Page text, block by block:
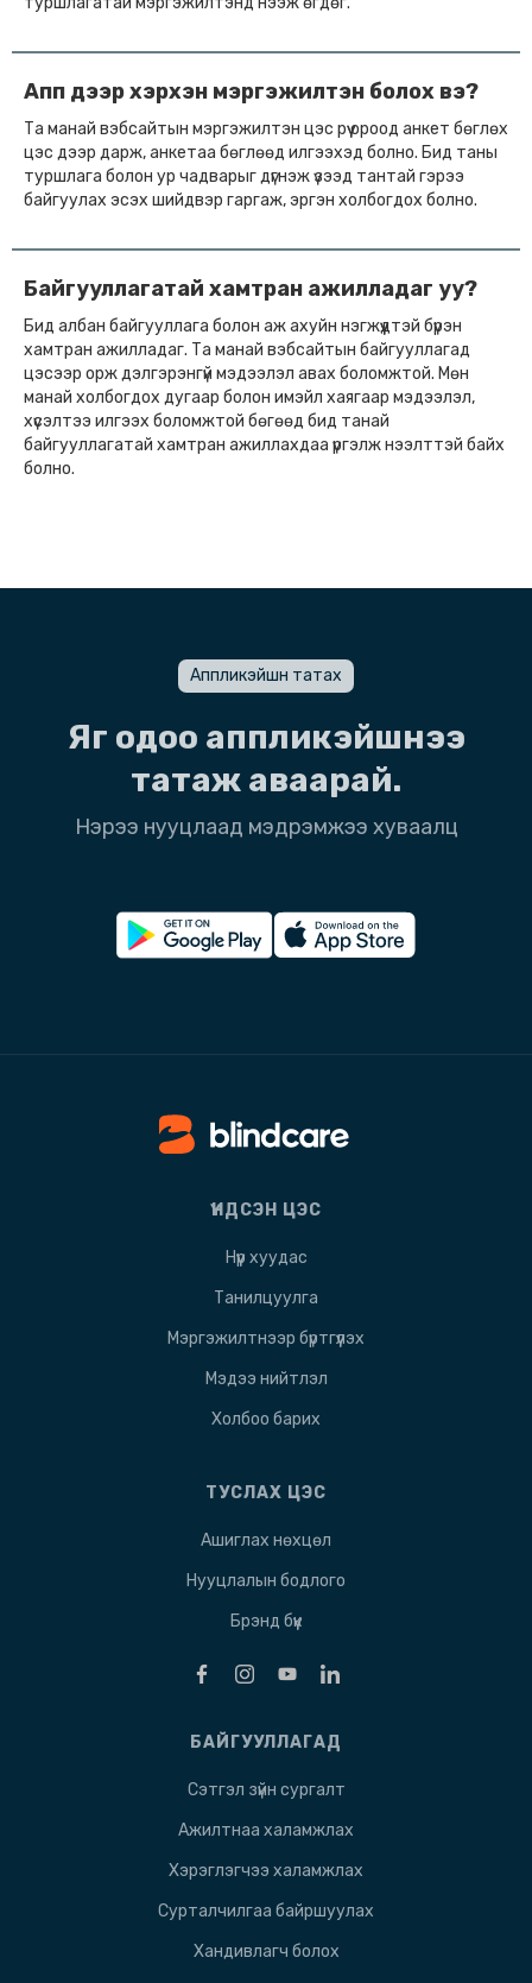
Апп дээр хэрхэн мэргэжилтэн болох вэ?
Та манай вэбсайтын мэргэжилтэн цэс рүү ороод анкет бөглөх
цэс дээр дарж, анкетаа бөглөөд илгээхэд болно. Бид таны
туршлага болон ур чадварыг дүгнэж үзээд тантай гэрээ
байгуулах эсэх шийдвэр гаргаж, эргэн холбогдох болно.
Байгууллагатай хамтран ажилладаг уу?
Бид албан байгууллага болон аж ахуйн нэгжүүдтэй бүрэн
хамтран ажилладаг. Та манай вэбсайтын байгууллагад
цэсээр орж дэлгэрэнгүй мэдээлэл авах боломжтой. Мөн
манай холбогдох дугаар болон имэйл хаягаар мэдээлэл,
хүсэлтээ илгээх боломжтой бөгөөд бид танай
байгууллагатай хамтран ажиллахдаа үргэлж нээлттэй байх
болно.
Аппликэйшн татах
Яг одоо аппликэйшнээ
татаж аваарай.
Нэрээ нууцлаад мэдрэмжээ хуваалц
ҮНДСЭН ЦЭС
Нүүр хуудас
Танилцуулга
Мэргэжилтнээр бүртгүүлэх
Мэдээ нийтлэл
Холбоо барих
ТУСЛАХ ЦЭС
Ашиглах нөхцөл
Нууцлалын бодлого
Брэнд бүүк
БАЙГУУЛЛАГАД
Сэтгэл зүйн сургалт
Ажилтнаа халамжлах
Хэрэглэгчээ халамжлах
Сурталчилгаа байршуулах
Хандивлагч болох